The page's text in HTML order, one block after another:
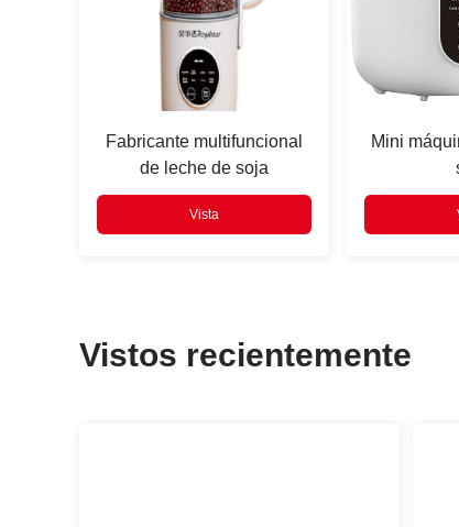
Enter para buscar
Fabricante multifuncional
de leche de soja
Vista
Mini
Vistos recientemente